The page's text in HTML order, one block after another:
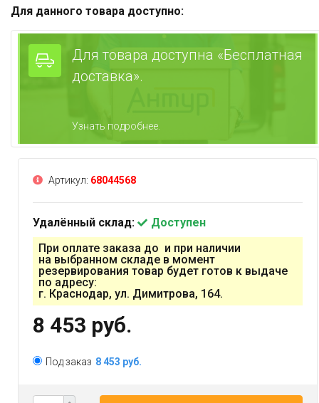
Для данного товара доступно:
Для товара доступна «Бесплатная
доставка».
Узнать подробнее.
Артикул: 68044568
Удалённый склад:
Доступен
При оплате заказа до и при наличии
на выбранном складе в момент
резервирования товар будет готов к выдаче
по адресу:
г. Краснодар, ул. Димитрова, 164.
8 453 руб.
Под заказ 8 453 руб.